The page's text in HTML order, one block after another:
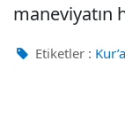
maneviyatın
Etiketler :